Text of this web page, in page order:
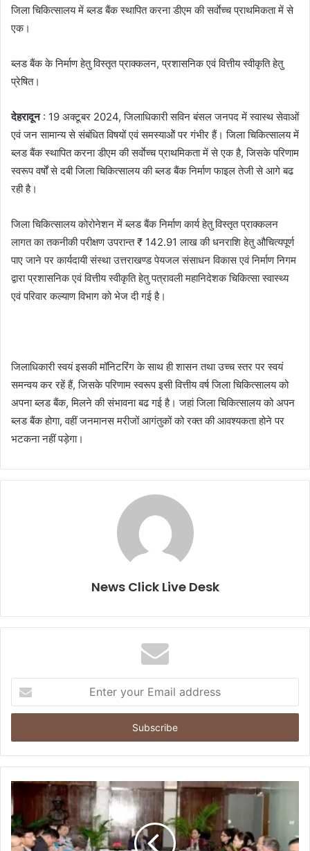
जिला चिकित्सालय में ब्लड बैंक स्थापित करना डीएम की सर्वाेच्च प्राथमिकता में से
एक।
ब्लड बैंक के निर्माण हेतु विस्तृत प्राक्कलन, प्रशासनिक एवं वित्तीय स्वीकृति हेतु
प्रेषित।
देहरादून: 19 अक्टूबर 2024, जिलाधिकारी सविन बंसल जनपद में स्वास्थ सेवाओं
एवं जन सामान्य से संबंधित विषयों एवं समस्याओें पर गंभीर हैं। जिला चिकित्सालय में
ब्लड बैंक स्थापित करना डीएम की सर्वाेच्च प्राथमिकता में से एक है, जिसके परिणाम
स्वरूप वर्षों से दबी जिला चिकित्सालय की ब्लड बैंक निर्माण फाइल तेजी से आगे बढ
रही है।
जिला चिकित्सालय कोरोनेशन में ब्लड बैंक निर्माण कार्य हेतु विस्तृत प्राक्कलन
लागत का तकनीकी परीक्षण उपरान्त ₹ 142.91 लाख की धनराशि हेतु औचित्यपूर्ण
पाए जाने पर कार्यदायी संस्था उत्तराखण्ड पेयजल संसाधन विकास एवं निर्माण निगम
द्वारा प्रशासनिक एवं वित्तीय स्वीकृति हेतु पत्रावली महानिदेशक चिकित्सा स्वास्थ्य
एवं परिवार कल्याण विभाग को भेज दी गई है।
जिलाधिकारी स्वयं इसकी मॉनिटरिंग के साथ ही शासन तथा उच्च स्तर पर स्वयं
समन्वय कर रहें हैं, जिसके परिणाम स्वरूप इसी वित्तीय वर्ष जिला चिकित्सालय को
अपना ब्लड बैंक, मिलने की संभावना बढ गई है। जहां जिला चिकित्सालय को अपन
ब्लड बैंक होगा, वहीं जनमानस मरीजों आगंतुकों को रक्त की आवश्यकता होने पर
भटकना नहीं पड़ेगा।
News Click Live Desk
t
r
y
u
r
E
m
a